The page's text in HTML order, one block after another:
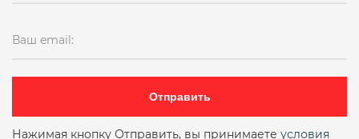
Ваш email:
Отправить
Нажимая кнопку Отправить, вы принимаете условия